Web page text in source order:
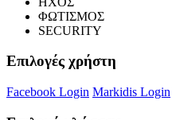
ΦΩΤΙΣΜΟΣ
SECURITY
Επιλογές χρήστη
Facebook Login Markidis Login